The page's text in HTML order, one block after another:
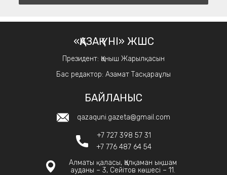
«ҚАЗАҚ ҮНІ» ЖШС
Президент: Қаныш Жарылқасын
Бас редактор: Азамат Тасқараұлы
БАЙЛАНЫС
qazaquni.gazeta@gmail.com
+7 727 398 57 31
+7 776 487 64 54
Алматы қаласы, Қалқаман ықшам
ауданы – 3, Сейітов көшесі – 11.